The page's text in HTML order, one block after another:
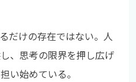
だけの存在ではない。人
、思考の限界を押し広げ
い始めている。